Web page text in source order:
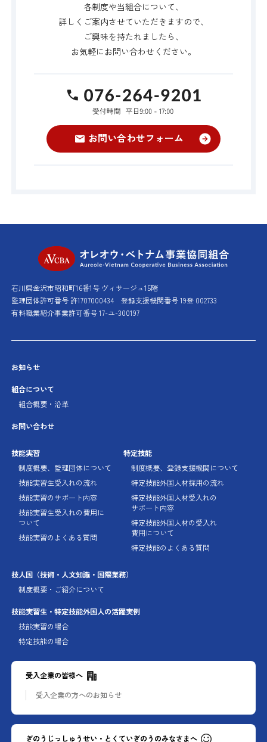
各制度や当組合について、
詳しくご案内させていただきますので、
ご興味を持たれましたら、
お気軽にお問い合わせください。
お問い合わせフォーム
オレオウ
石川県金沢市昭和町16番1号 ヴィサージュ15階
監理団体許可番号 許1707000434登録支援機関番号 19登 002733
有料職業紹介事業許可番号 17-ユ-300197
お知らせ
組合について
組合概要・沿革
お問い合わせ
技能実習
制度概要、監理団体について
技能実習生受入れの流れ
技能実習のサポート内容
技能実習生受入れの費用に
ついて
技能実習のよくある質問
特定技能
制度概要、登録支援機関について
特定技能外国人材採用の流れ
特定技能外国人材受入れの
サポート内容
特定技能外国人材の受入れ
費用について
特定技能のよくある質問
技人国 （技術・人文知識・国際業務）
制度概要・ご紹介について
技能実習生・特定技能外国人の活躍実例
技能実習の場合
特定技能の場合
受入企業の皆様へ
受入企業の方へのお知らせ
ぎのうじっしゅうせい・とくていぎのうのみなさまへ